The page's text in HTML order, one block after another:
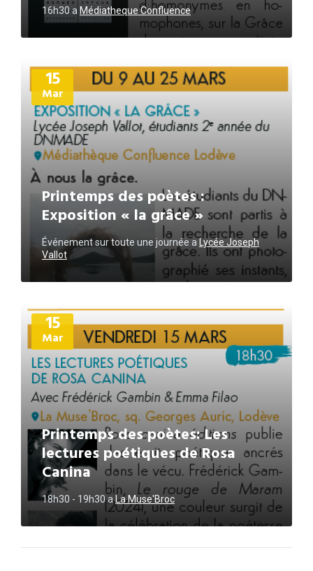
16h30a Médiatheque Confluence
15
Mar
Printemps des poètes :
Exposition « la grâce »
Événement sur toute une journéeaLycée Joseph
Vallot
Plus
d'informations
15
Mar
Printemps des poètes: Les
lectures poétiques de Rosa
Canina
18h30 - 19h30aLa Muse'Broc
Plus
d'informations